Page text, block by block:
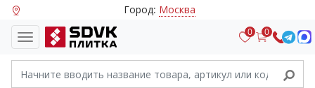
Город: Москва
0 0